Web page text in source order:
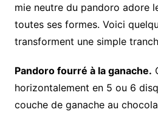
mie neutre du pandoro adore
toutes ses formes. Voici
transforment une simple
Pandoro fourré à la ganache.
horizontalement en 5 ou 6
couche de ganache au